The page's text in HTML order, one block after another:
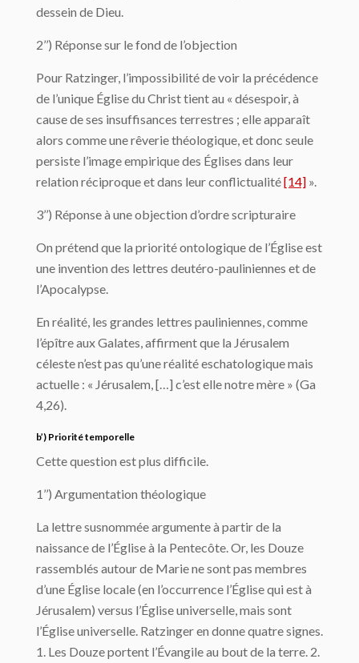
dessein de Dieu.
2’’) Réponse sur le fond de l’objection
Pour Ratzinger, l’impossibilité de voir la précédence
de l’unique Église du Christ tient au « désespoir, à
cause de ses insuffisances terrestres ; elle apparaît
alors comme une rêverie théologique, et donc seule
persiste l’image empirique des Églises dans leur
relation réciproque et dans leur conflictualité[14] ».
3’’) Réponse à une objection d’ordre scripturaire
On prétend que la priorité ontologique de l’Église est
une invention des lettres deutéro-pauliniennes et de
l’Apocalypse.
En réalité, les grandes lettres pauliniennes, comme
l’épître aux Galates, affirment que la Jérusalem
céleste n’est pas qu’une réalité eschatologique mais
actuelle : « Jérusalem, […] c’est elle notre mère » (Ga
4,26).
b’) Priorité temporelle
Cette question est plus difficile.
1’’) Argumentation théologique
La lettre susnommée argumente à partir de la
naissance de l’Église à la Pentecôte. Or, les Douze
rassemblés autour de Marie ne sont pas membres
d’une Église locale (en l’occurrence l’Église qui est à
Jérusalem) versus l’Église universelle, mais sont
l’Église universelle. Ratzinger en donne quatre signes.
1. Les Douze portent l’Évangile au bout de la terre. 2.